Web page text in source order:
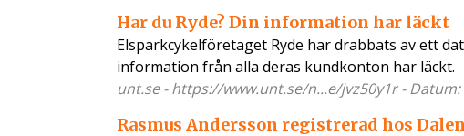
Har du Ryde? Din information har läckt
Elsparkcykelföretaget Ryde har drabbats av ett
information från alla deras kundkonton har läckt.
unt.se - https://www.unt.se/n...e/jvz50y1r - Datum:
Rasmus Andersson registrerad hos